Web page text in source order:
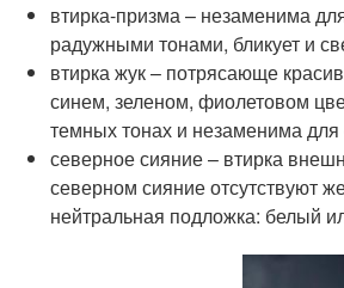
втирка-призма – незаменима
радужными тонами, бликует и
втирка жук – потрясающе
синем, зеленом, фиолетовом
темных тонах и незаменима для
северное сияние – втирка
северном сияние отсутствуют
нейтральная подложка: белый